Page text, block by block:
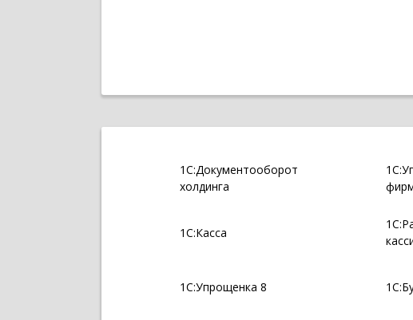
1С:Документооборот
холдинга
1С:Касса
1С:Упрощенка 8